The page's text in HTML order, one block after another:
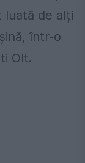
luată de alți
într-o
Olt.